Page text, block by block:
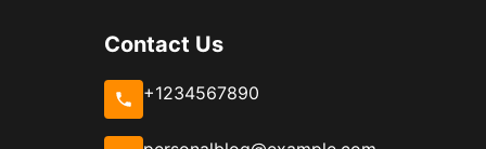
Contact Us
+1234567890